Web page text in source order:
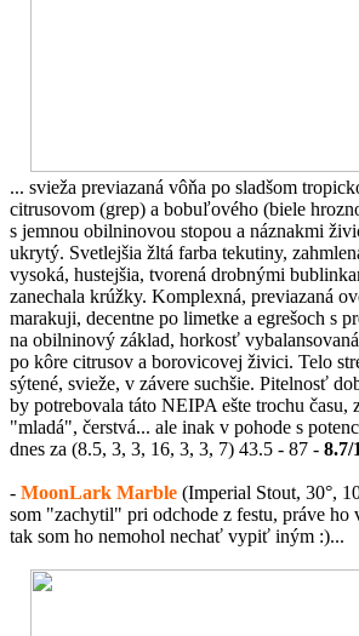
... svieža previazaná vôňa po sladšom
citrusovom (grep) a bobuľového (biele
s jemnou obilninovou stopou a náznakmi
ukrytý. Svetlejšia žltá farba tekutiny,
vysoká, hustejšia, tvorená drobnými
zanechala krúžky. Komplexná, previazaná
marakuji, decentne po limetke a egrešoch s
na obilninový základ, horkosť
po kôre citrusov a borovicovej živici. Telo
sýtené, svieže, v závere suchšie. Pitelnosť
by potrebovala táto NEIPA ešte trochu času,
"mladá", čerstvá... ale inak v pohode s
dnes za (8.5, 3, 3, 16, 3, 3, 7) 43.5 - 87 - 8.7/
- MoonLark Marble (Imperial Stout, 30°,
som "zachytil" pri odchode z festu, práve
tak som ho nemohol nechať vypiť iným :)...